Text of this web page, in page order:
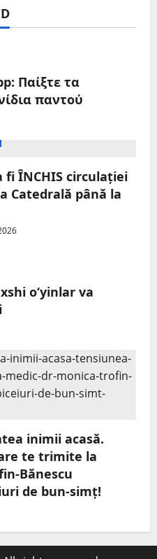
Παίξτε τα
παντού
fi ÎNCHIS circulației
Catedrală până la
o‘yinlar va
inimii acasă.
te trimite la
Bănescu
de bun-simț!